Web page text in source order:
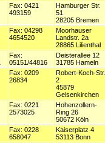
Fax: 0421
493159
Hamburger Str.
51
28205 Bremen
Fax: 04298
4654520
Moorhauser
Landstr. 2a
28865 Lilienthal
Fax:
05151/44816
Deisterallee 12
31785 Hameln
Fax: 0209
26834
Robert-Koch-Str.
2
45879
Gelsenkirchen
Fax: 0221
2573025
Hohenzollern-
Ring 26
50672 Köln
Fax: 0228
658047
Kaiserplatz 4
53113 Bonn